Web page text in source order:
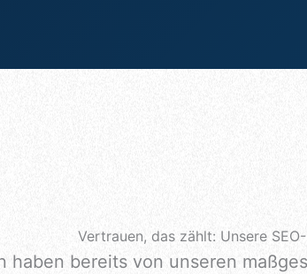
Vertrauen, das zählt: Unsere
haben bereits von unseren